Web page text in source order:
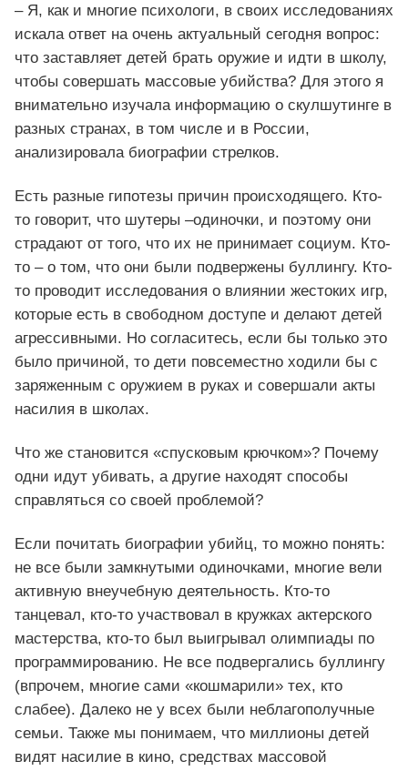
– Я, как и многие психологи, в своих исследованиях
искала ответ на очень актуальный сегодня вопрос:
что заставляет детей брать оружие и идти в школу,
чтобы совершать массовые убийства? Для этого я
внимательно изучала информацию о скулшутинге в
разных странах, в том числе и в России,
анализировала биографии стрелков.
Есть разные гипотезы причин происходящего. Кто-
то говорит, что шутеры –одиночки, и поэтому они
страдают от того, что их не принимает социум. Кто-
то – о том, что они были подвержены буллингу. Кто-
то проводит исследования о влиянии жестоких игр,
которые есть в свободном доступе и делают детей
агрессивными. Но согласитесь, если бы только это
было причиной, то дети повсеместно ходили бы с
заряженным с оружием в руках и совершали акты
насилия в школах.
Что же становится «спусковым крючком»? Почему
одни идут убивать, а другие находят способы
справляться со своей проблемой?
Если почитать биографии убийц, то можно понять:
не все были замкнутыми одиночками, многие вели
активную внеучебную деятельность. Кто-то
танцевал, кто-то участвовал в кружках актерского
мастерства, кто-то был выигрывал олимпиады по
программированию. Не все подвергались буллингу
(впрочем, многие сами «кошмарили» тех, кто
слабее). Далеко не у всех были неблагополучные
семьи. Также мы понимаем, что миллионы детей
видят насилие в кино, средствах массовой